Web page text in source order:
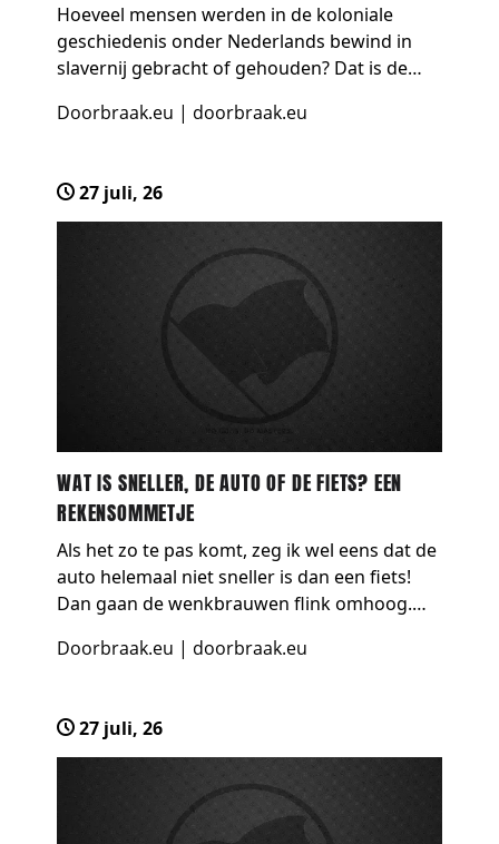
Hoeveel mensen werden in de koloniale
geschiedenis onder Nederlands bewind in
slavernij gebracht of gehouden? Dat is de
Valk beantwoordt in zijn indrukwekkende
Doorbraak.eu | doorbraak.eu
27 juli, 26
WAT IS SNELLER, DE AUTO OF DE FIETS? EEN
REKENSOMMETJE
Als het zo te pas komt, zeg ik wel eens dat de
auto helemaal niet sneller is dan een fiets!
Dan gaan de wenkbrauwen flink omhoog.
ziet toch dagelijks dat auto’s fietsen voorbij
Doorbraak.eu | doorbraak.eu
27 juli, 26